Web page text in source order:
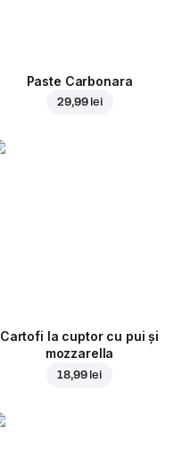
Paste Carbonara
29,99 lei
Cartofi la cuptor cu pui și
mozzarella
18,99 lei